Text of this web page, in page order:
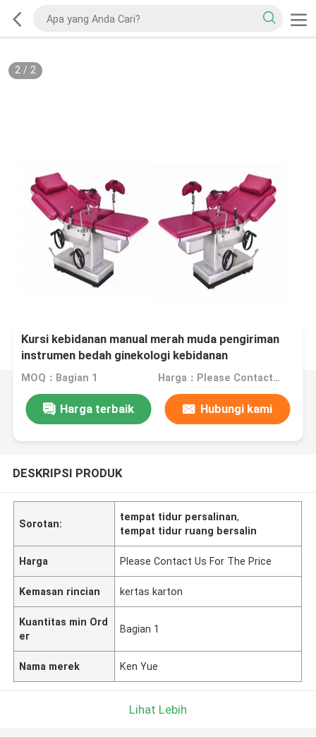
2/ 2
Kursi kebidanan manual merah muda pengiriman
instrumen bedah ginekologi kebidanan
MOQ：Bagian 1 Harga：Please Contact Us For The Price
Harga terbaik Hubungi kami
DESKRIPSI PRODUK
Sorotan:
tempat tidur persalinan,
tempat tidur ruang bersalin
Harga Please Contact Us For The Price
Kemasan rincian kertas karton
Kuantitas min Ord
er
Bagian 1
Nama merek Ken Yue
Lihat Lebih